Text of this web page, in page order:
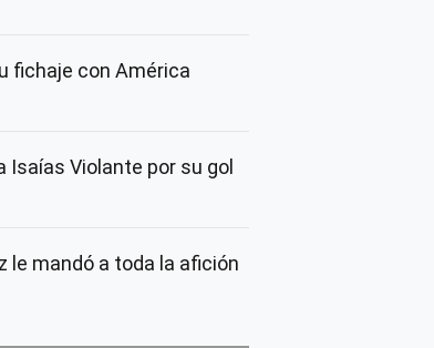
fichaje con América
Isaías Violante por su gol
le mandó a toda la afición